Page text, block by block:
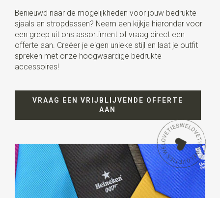
Benieuwd naar de mogelijkheden voor jouw bedrukte
sjaals en stropdassen? Neem een kijkje hieronder voor
een greep uit ons assortiment of vraag direct een
offerte aan. Creëer je eigen unieke stijl en laat je outfit
spreken met onze hoogwaardige bedrukte
accessoires!
VRAAG EEN VRIJBLIJVENDE OFFERTE
AAN